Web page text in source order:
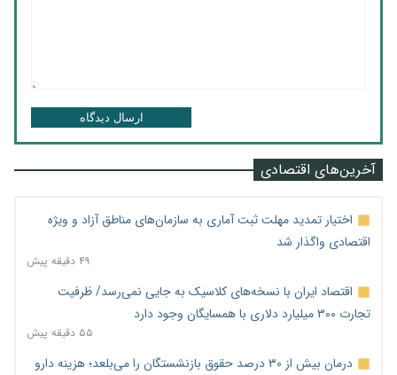
ارسال دیدگاه
آخرین‌های اقتصادی
اختیار تمدید مهلت ثبت آماری به سازمان‌های مناطق آزاد و ویژه
اقتصادی واگذار شد
۴۹ دقیقه پیش
اقتصاد ایران با نسخه‌های کلاسیک به جایی نمی‌رسد/ ظرفیت
تجارت ۳۰۰ میلیارد دلاری با همسایگان وجود دارد
۵۵ دقیقه پیش
درمان بیش از ۳۰ درصد حقوق بازنشستگان را می‌بلعد؛ هزینه دارو